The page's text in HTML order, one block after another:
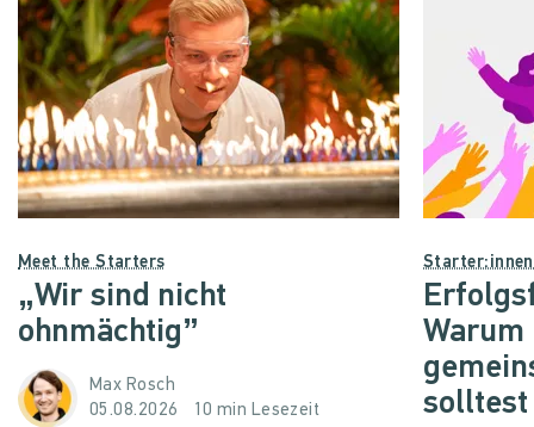
Meet the Starters
„Wir sind nicht
ohnmächtig”
Max Rosch
05.08.2026
10 min Lesezeit
Warum
solltest